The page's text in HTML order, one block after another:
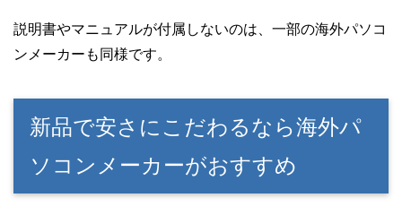
説明書やマニュアルが付属しないのは、一部の海外パソコ
ンメーカーも同様です。
新品で安さにこだわるなら海外パ
ソコンメーカーがおすすめ